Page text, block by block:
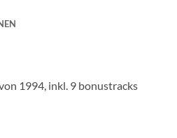
1994, inkl. 9 bonustracks